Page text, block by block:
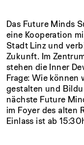
Das Future Minds
eine Kooperation
Stadt Linz und
Zukunft. Im
stehen die Inner
Frage: Wie
gestalten und
nächste Future
im Foyer des alten
Einlass ist ab